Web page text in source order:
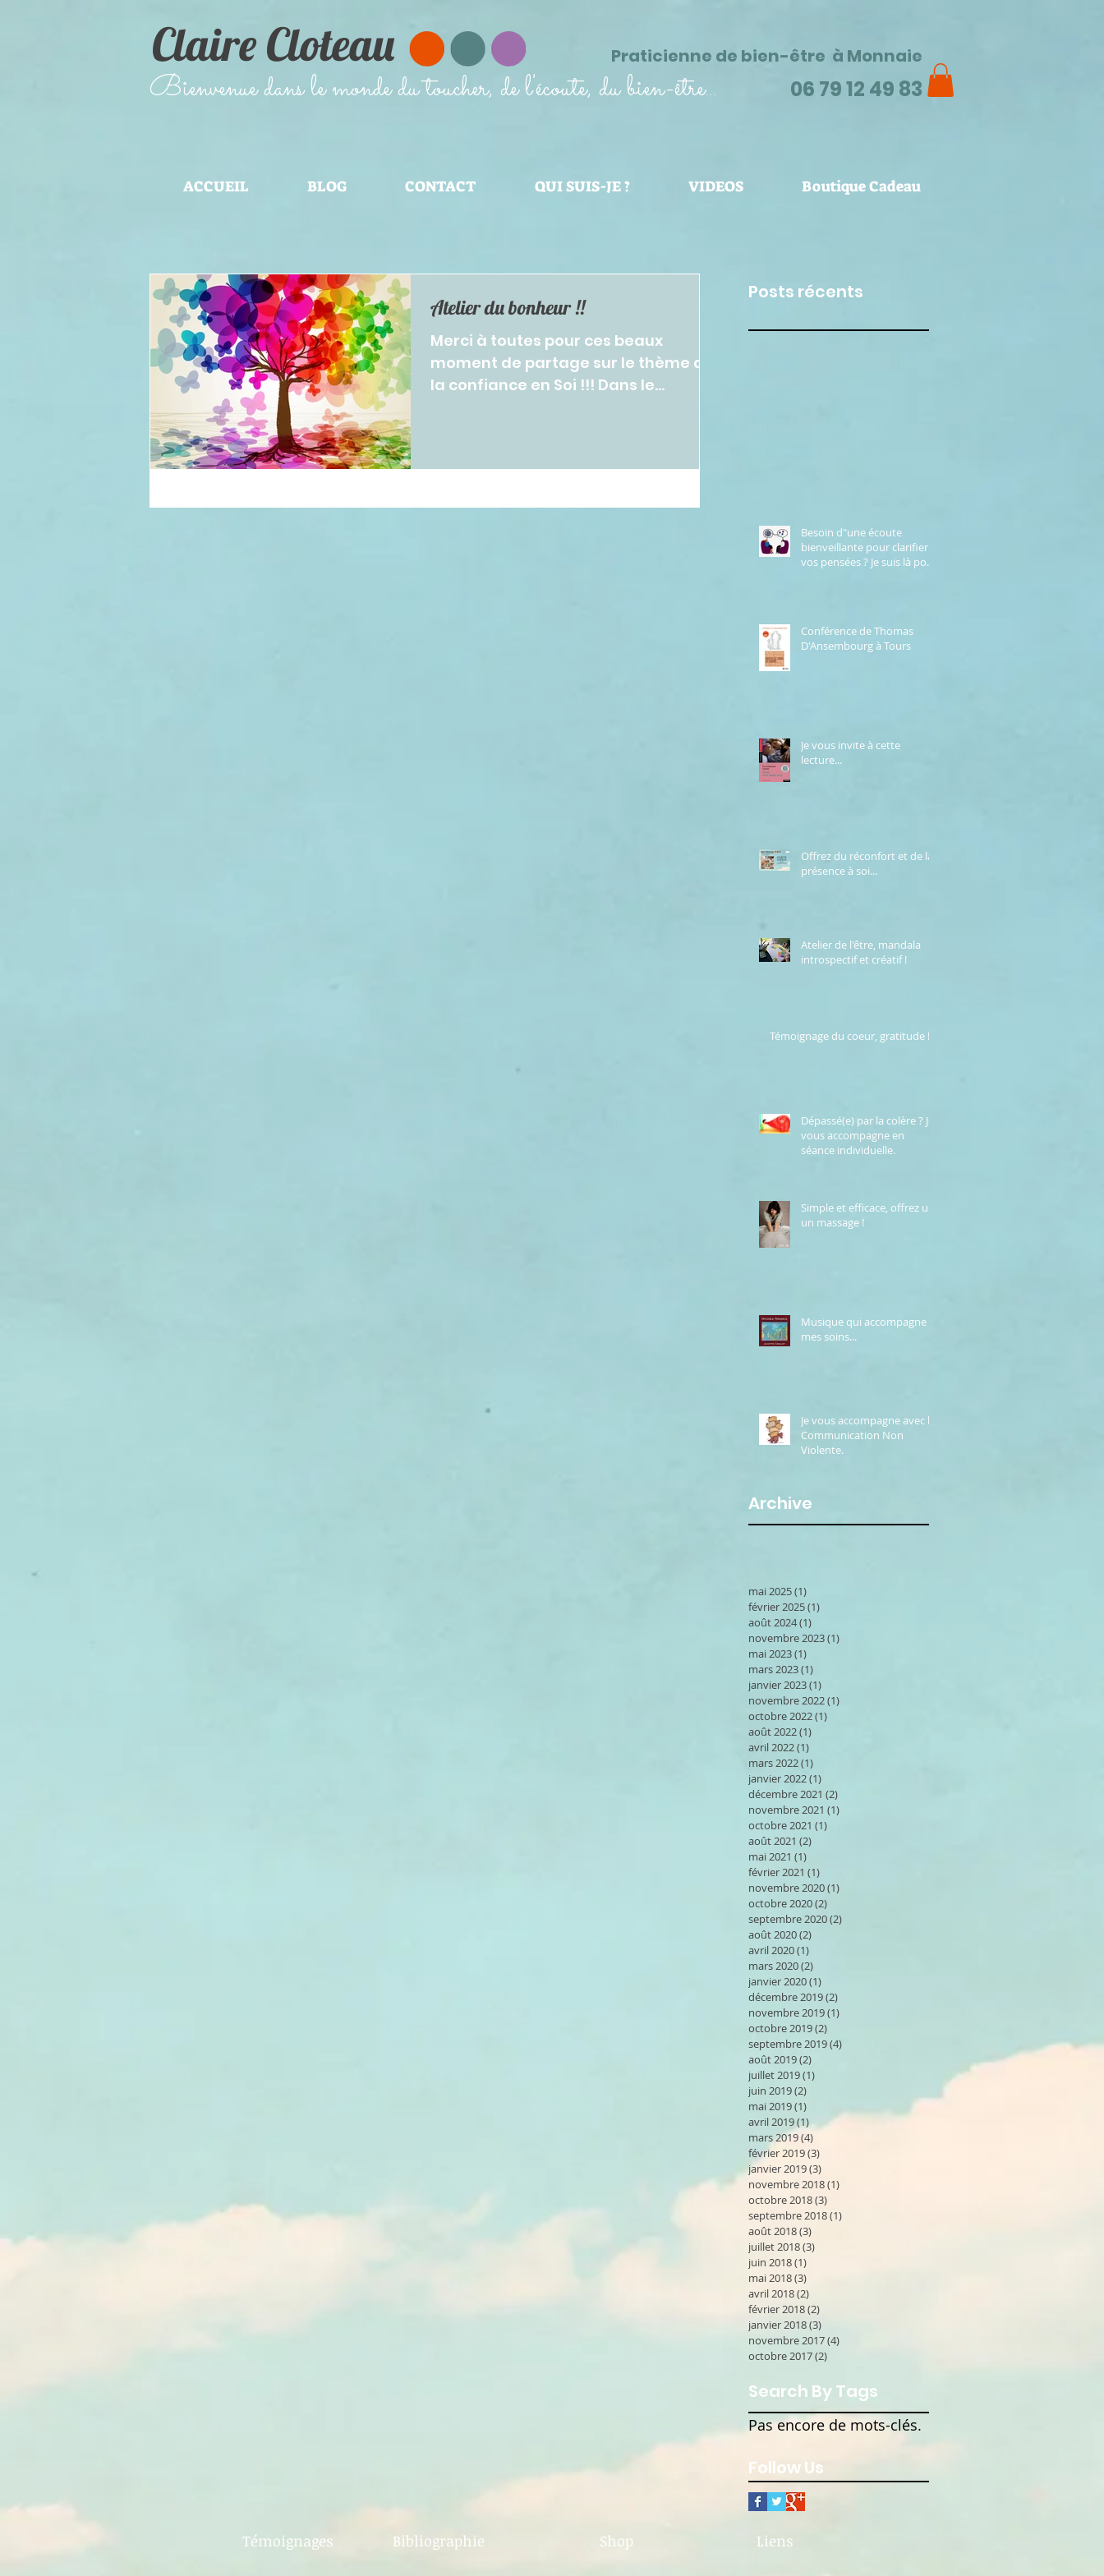
Claire Cloteau Praticienne de bien-être à Monnaie
06 79 12 49 83
​Bienvenue dans le monde du toucher, de l'écoute, du bien-être...
ACCUEIL BLOG CONTACT QUI SUIS-JE ? VIDEOS Boutique Cadeau
Atelier du bonheur !!
Merci à toutes pour ces beaux
moment de partage sur le thème de
la confiance en Soi !!! Dans le
Posts récents
Besoin d"une écoute
bienveillante pour clarifier
vos pensées ? Je suis là pour
Conférence de Thomas
D'Ansembourg à Tours
Je vous invite à cette
lecture...
Offrez du réconfort et de la
présence à soi...
Atelier de l'être, mandala
introspectif et créatif !
Témoignage du coeur, gratitude !
Dépassé(e) par la colère ? Je
vous accompagne en
séance individuelle.
Simple et efficace, offrez un
un massage !
Musique qui accompagne
mes soins...
Je vous accompagne avec la
Communication Non
Violente.
Archive
mai 2025(1)
février 2025(1)
août 2024(1)
novembre 2023(1)
mai 2023(1)
mars 2023(1)
janvier 2023(1)
novembre 2022(1)
octobre 2022(1)
août 2022(1)
avril 2022(1)
mars 2022(1)
janvier 2022(1)
décembre 2021 (2)
novembre 2021 (1)
octobre 2021 (1)
août 2021 (2)
mai 2021 (1)
février 2021 (1)
novembre 2020(1)
octobre 2020(2)
septembre 2020(2)
août 2020(2)
avril 2020(1)
mars 2020(2)
janvier 2020(1)
décembre 2019(2)
novembre 2019(1)
octobre 2019(2)
septembre 2019(4)
août 2019(2)
juillet 2019(1)
juin 2019(2)
mai 2019(1)
avril 2019(1)1 post
mars 2019(4)
février 2019(3)
janvier 2019(3)
novembre 2018(1)
octobre 2018(3)
septembre 2018(1)
août 2018(3)
juillet 2018(3)
juin 2018(1)
mai 2018(3)
avril 2018(2)
février 2018(2)
janvier 2018(3)
novembre 2017(4)
octobre 2017(2)
Search By Tags
Pas encore de mots-clés.
Follow Us
Témoignages Bibliographie Shop Liens